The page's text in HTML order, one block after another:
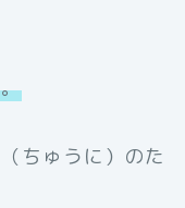
ちゅうに）のた